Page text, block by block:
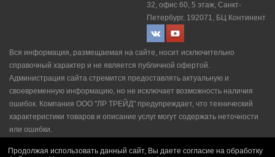
32, офис 60, 5 этаж, Санкт-
Петербург, 192071, БЦ Континент
Вся информация, размещаемая на сайте, носит исключительно
справочный характер и не является публичной офертой.
Администрация сайта стремится предоставлять актуальную и
своевременную информацию, но не исключает возможность наличия
ошибок. Компания ООО "ЛР ТРЕЙД" прeдупрeждaeт, что технический
характеристики товаров и описание услуг могут содержать неточности
или ошибки.
Политика рекламной рассылки|Правила продажи
Продолжая использовать данный сайт, Вы даете согласие на обработку